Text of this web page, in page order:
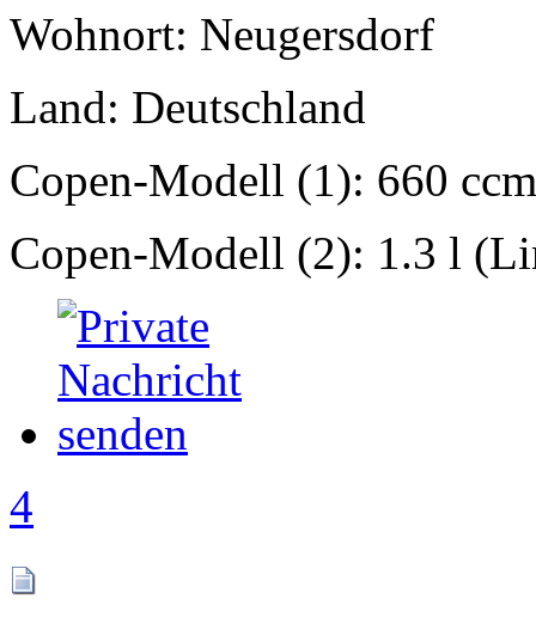
Wohnort: Neugersdorf
Land: Deutschland
Copen-Modell (1): 660
Copen-Modell (2): 1.3 l
4